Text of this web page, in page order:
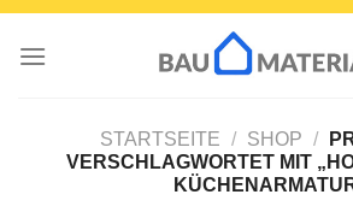
Inhalt
STARTSEITE / SHOP /
VERSCHLAGWORTET MIT